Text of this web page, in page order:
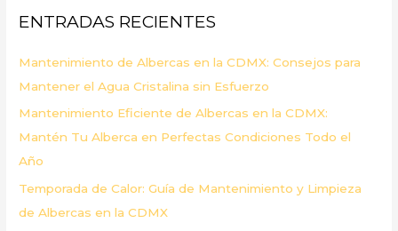
r
o
r
:
ENTRADAS RECIENTES
Mantenimiento de Albercas en la CDMX: Consejos para
Mantener el Agua Cristalina sin Esfuerzo
Mantenimiento Eficiente de Albercas en la CDMX:
Mantén Tu Alberca en Perfectas Condiciones Todo el
Año
Temporada de Calor: Guía de Mantenimiento y Limpieza
de Albercas en la CDMX